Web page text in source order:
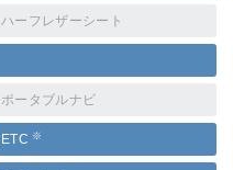
ハーフレザーシート
ポータブルナビ
ETC ※